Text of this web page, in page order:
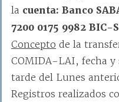
la cuenta: Banco
7200 0175 9982 BIC-
Concepto de la
COMIDA-LAI, fecha
tarde del Lunes
Registros realizados